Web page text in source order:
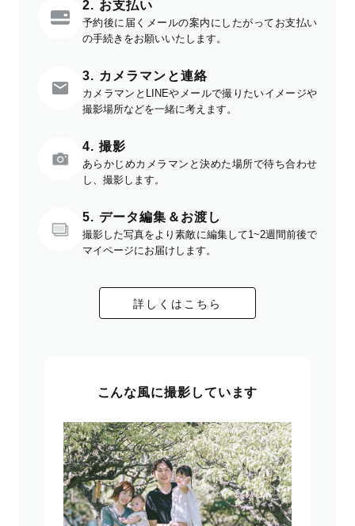
2. お支払い
予約後に届くメールの案内にしたがってお支払い
の手続きをお願いいたします。
3. カメラマンと連絡
カメラマンとLINEやメールで撮りたいイメージや
撮影場所などを一緒に考えます。
4. 撮影
あらかじめカメラマンと決めた場所で待ち合わせ
し、撮影します。
5. データ編集＆お渡し
撮影した写真をより素敵に編集して1~2週間前後で
マイページにお届けします。
詳しくはこちら
こんな風に撮影しています